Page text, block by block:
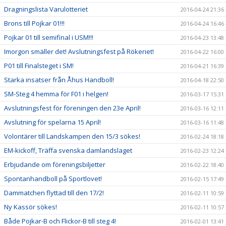
Dragningslista Varulotteriet 2016-04-24 21:36
Brons till Pojkar 01!!! 2016-04-24 16:46
Pojkar 01 till semifinal i USM!!! 2016-04-23 13:48
Imorgon smäller det! Avslutningsfest på Rökeriet! 2016-04-22 16:00
P01 till Finalsteget i SM! 2016-04-21 16:39
Starka insatser från Åhus Handboll! 2016-04-18 22:50
SM-Steg 4 hemma för F01 i helgen! 2016-03-17 15:31
Avslutningsfest för föreningen den 23e April! 2016-03-16 12:11
Avslutning för spelarna 15 April! 2016-03-16 11:48
Volontärer till Landskampen den 15/3 sökes! 2016-02-24 18:18
EM-kickoff, Träffa svenska damlandslaget 2016-02-23 12:24
Erbjudande om föreningsbiljetter 2016-02-22 18:40
Spontanhandboll på Sportlovet! 2016-02-15 17:49
Dammatchen flyttad till den 17/2! 2016-02-11 10:59
Ny Kassör sökes! 2016-02-11 10:57
Både Pojkar-B och Flickor-B till steg 4! 2016-02-01 13:41